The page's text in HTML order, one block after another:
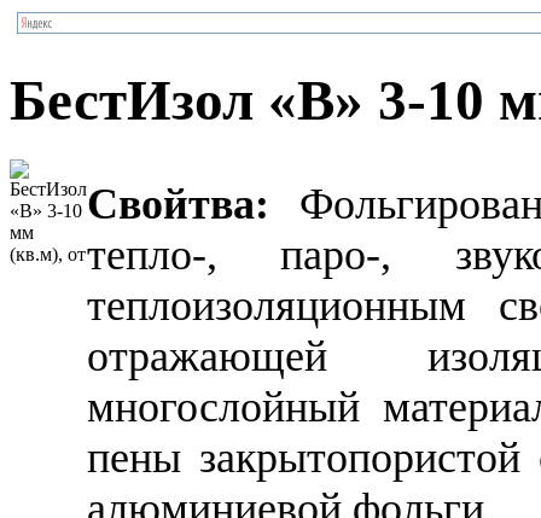
БестИзол «B» 3-10
Свойтва:
тепло-, паро-,
теплоизоляционным
отражающей
многослойный
пены
алюминиевой фольги.